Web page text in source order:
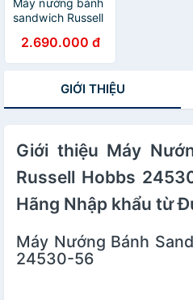
sandwich Russell
3in1 Hàng chính
hãng
2.690.000 đ
GIỚI THIỆU
Giới thiệu Máy
Russell Hobbs
Hãng Nhập khẩu từ
Máy Nướng Bánh
24530-56